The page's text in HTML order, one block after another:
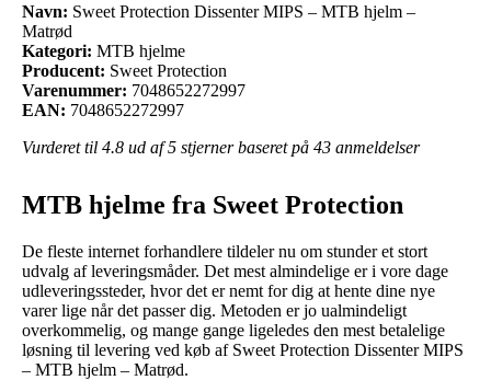
Navn: Sweet Protection Dissenter MIPS – MTB hjelm –
Matrød
Kategori: MTB hjelme
Producent: Sweet Protection
Varenummer: 7048652272997
EAN: 7048652272997
Vurderet til 4.8 ud af 5 stjerner baseret på 43 anmeldelser
MTB hjelme fra Sweet Protection
De fleste internet forhandlere tildeler nu om stunder et stort
udvalg af leveringsmåder. Det mest almindelige er i vore dage
udleveringssteder, hvor det er nemt for dig at hente dine nye
varer lige når det passer dig. Metoden er jo ualmindeligt
overkommelig, og mange gange ligeledes den mest betalelige
løsning til levering ved køb af Sweet Protection Dissenter MIPS
– MTB hjelm – Matrød.